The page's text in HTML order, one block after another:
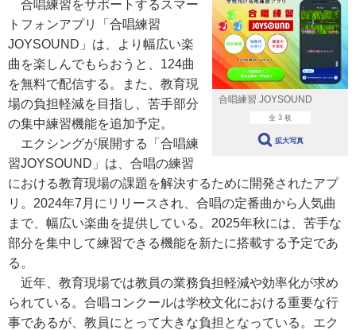
合唱練習 JOYSOUND
全 3 枚
拡大写真
合唱練習をサポートするスマー
トフォンアプリ「合唱練習
JOYSOUND」は、より幅広い楽
曲を楽しんでもらおうと、124曲
を無料で配信する。また、教育現
場の負担軽減を目指し、苦手部分
の集中練習機能を追加予定。
エクシングが展開する「合唱練
習JOYSOUND」は、合唱の練習
における教育現場の課題を解決するために開発されたアプ
リ。2024年7月にリリースされ、合唱の定番曲から人気曲
まで、幅広い楽曲を提供している。2025年秋には、苦手な
部分を集中して練習できる機能を新たに搭載する予定であ
る。
近年、教育現場では教員の業務負担軽減や効率化が求め
られている。合唱コンクールは学校文化における重要な行
事であるが、教員にとって大きな負担となっている。エク